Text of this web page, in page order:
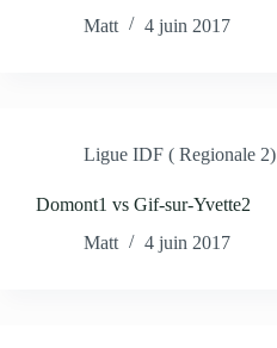
Matt
4 juin 2017
Ligue IDF ( Regionale 2)
Domont1 vs Gif-sur-Yvette2
Matt
4 juin 2017